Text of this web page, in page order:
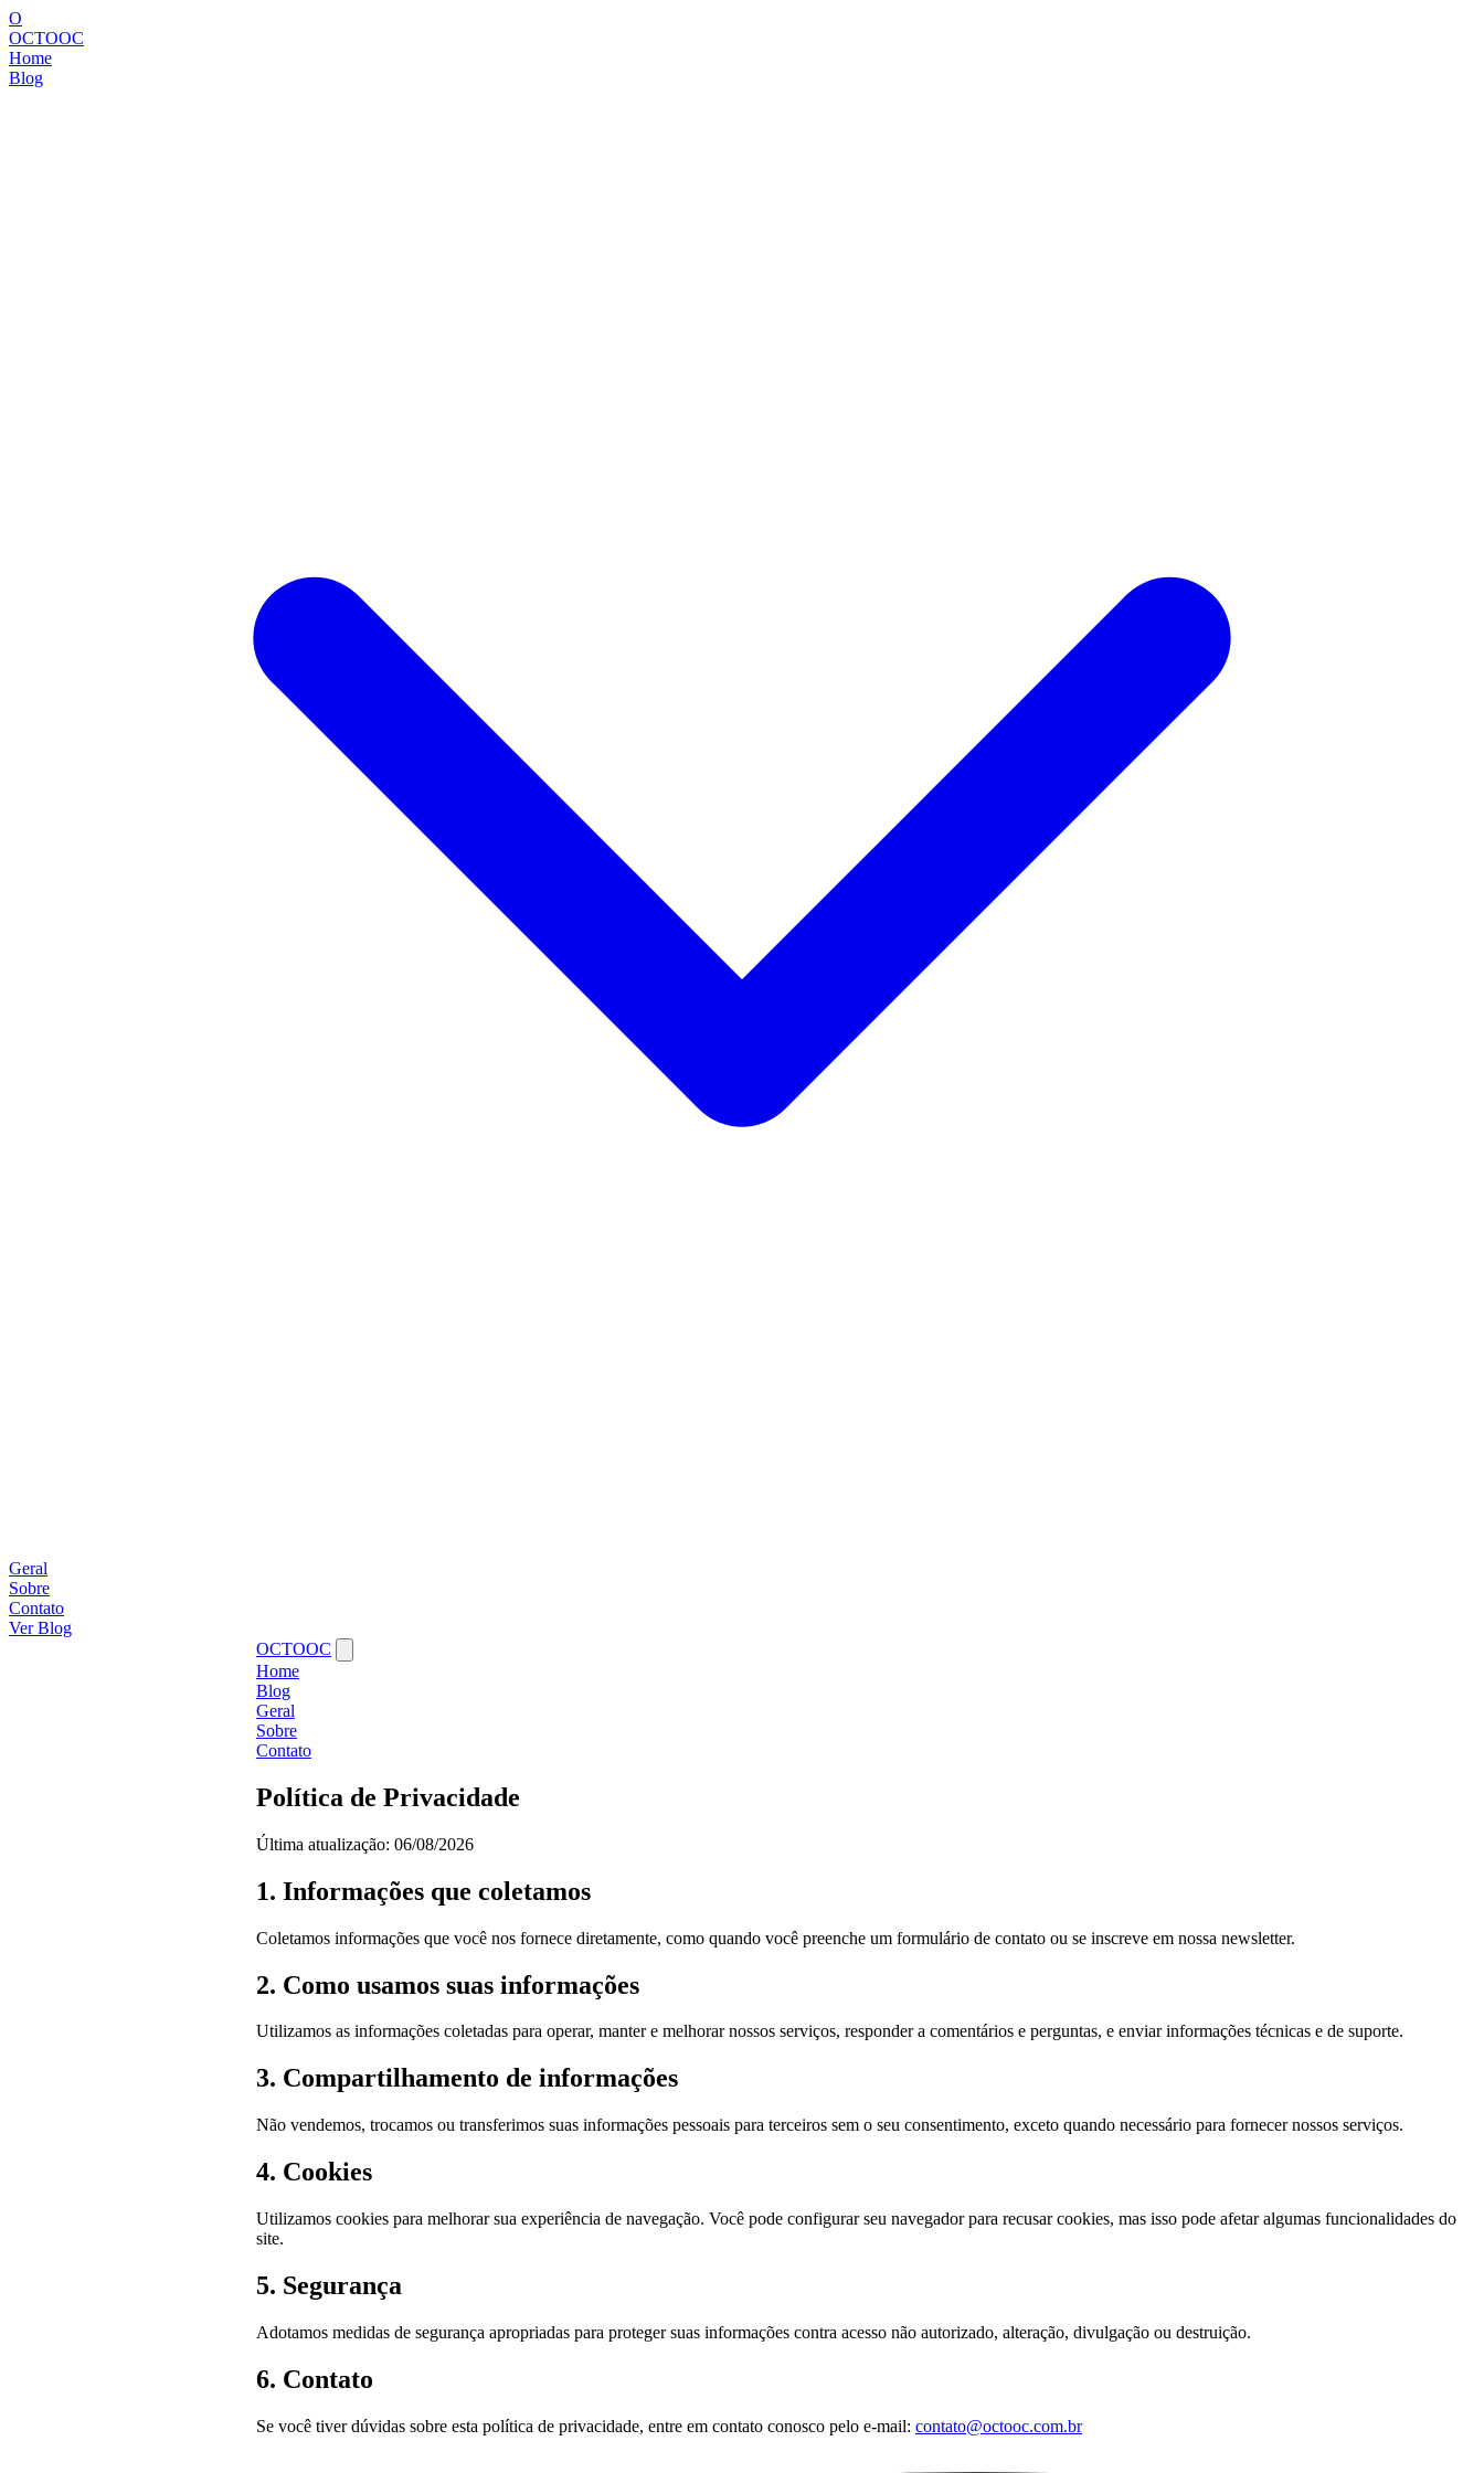
O
OCTOOC
Home
Blog
Geral
Sobre
Contato
Ver Blog
OCTOOC
Home
Blog
Geral
Sobre
Contato
Política de Privacidade
Última atualização: 06/08/2026
1. Informações que coletamos
Coletamos informações que você nos fornece diretamente, como quando você preenche um formulário de contato ou se inscreve em nossa newsletter.
2. Como usamos suas informações
Utilizamos as informações coletadas para operar, manter e melhorar nossos serviços, responder a comentários e perguntas, e enviar informações técnicas e de suporte.
3. Compartilhamento de informações
Não vendemos, trocamos ou transferimos suas informações pessoais para terceiros sem o seu consentimento, exceto quando necessário para fornecer nossos serviços.
4. Cookies
Utilizamos cookies para melhorar sua experiência de navegação. Você pode configurar seu navegador para recusar cookies, mas isso pode afetar algumas funcionalidades do
site.
5. Segurança
Adotamos medidas de segurança apropriadas para proteger suas informações contra acesso não autorizado, alteração, divulgação ou destruição.
6. Contato
Se você tiver dúvidas sobre esta política de privacidade, entre em contato conosco pelo e-mail: contato@octooc.com.br